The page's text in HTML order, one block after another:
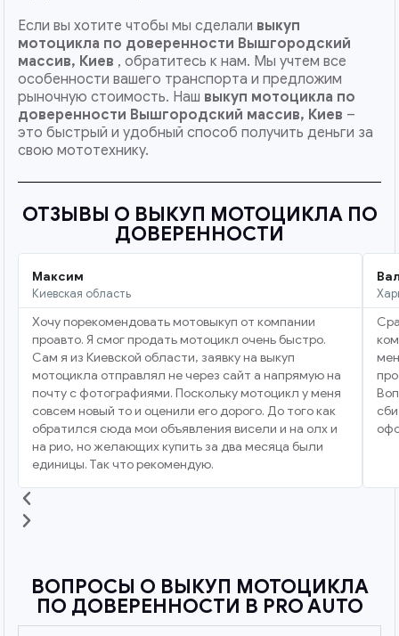
Если вы хотите чтобы мы сделали выкуп
мотоцикла по доверенности Вышгородский
массив, Киев , обратитесь к нам. Мы учтем все
особенности вашего транспорта и предложим
рыночную стоимость. Наш выкуп мотоцикла по
доверенности Вышгородский массив, Киев –
это быстрый и удобный способ получить деньги за
свою мототехнику.
ОТЗЫВЫ О ВЫКУП МОТОЦИКЛА ПО
ДОВЕРЕННОСТИ
Максим
Киевская область
Хочу порекомендовать мотовыкуп от компании
проавто. Я смог продать мотоцикл очень быстро.
Сам я из Киевской области, заявку на выкуп
мотоцикла отправлял не через сайт а напрямую на
почту с фотографиями. Поскольку мотоцикл у меня
совсем новый то и оценили его дорого. До того как
обратился сюда мои объявления висели и на олх и
на рио, но желающих купить за два месяца были
единицы. Так что рекомендую.
ВОПРОСЫ О ВЫКУП МОТОЦИКЛА
ПО ДОВЕРЕННОСТИ В PRO AUTO